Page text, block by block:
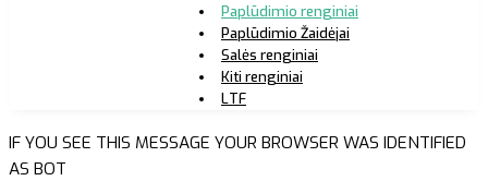
Paplūdimio renginiai
Paplūdimio Žaidėjai
Salės renginiai
Kiti renginiai
LTF
IF YOU SEE THIS MESSAGE YOUR BROWSER WAS IDENTIFIED
AS BOT